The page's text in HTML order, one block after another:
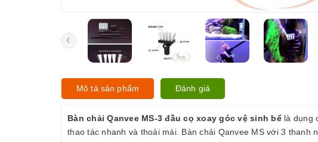
Mô tả sản phẩm Đánh giá
Bàn chải Qanvee MS-3 đầu cọ xoay góc vệ sinh bểlà dụng
thao tác nhanh và thoải mái. Bàn chải Qanvee MS với 3 thanh